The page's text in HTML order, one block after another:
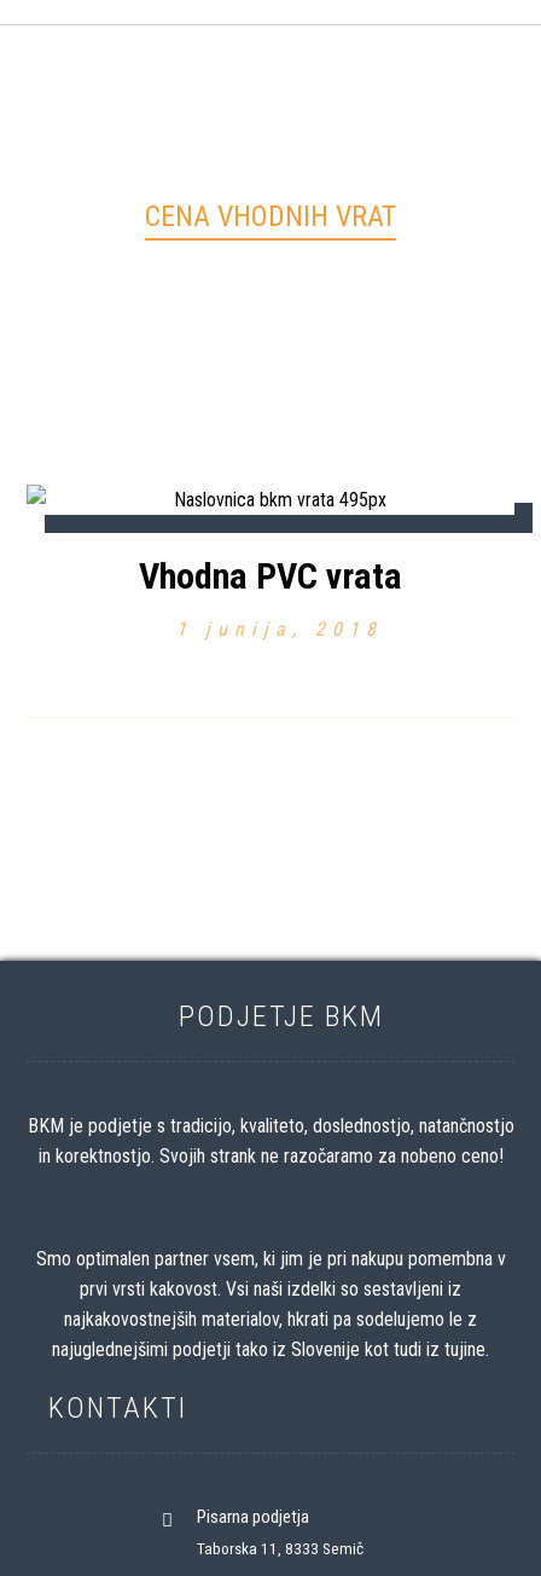
CENA VHODNIH VRAT
Vhodna PVC vrata
1 junija, 2018
PODJETJE BKM
BKM je podjetje s tradicijo, kvaliteto, doslednostjo, natančnostjo
in korektnostjo. Svojih strank ne razočaramo za nobeno ceno!
Smo optimalen partner vsem, ki jim je pri nakupu pomembna v
prvi vrsti kakovost. Vsi naši izdelki so sestavljeni iz
najkakovostnejših materialov, hkrati pa sodelujemo le z
najuglednejšimi podjetji tako iz Slovenije kot tudi iz tujine.
KONTAKTI
Pisarna podjetja
Taborska 11, 8333 Semič